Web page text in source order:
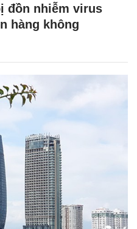
đồn nhiễm virus
hàng không